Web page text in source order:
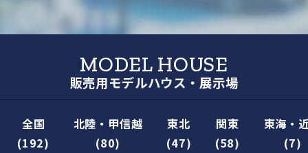
MODEL HOUSE
販売用モデルハウス・展示場
全国
(192)
北陸・甲信越
(80)
東北
(47)
関東
(58)
東海・
(7)